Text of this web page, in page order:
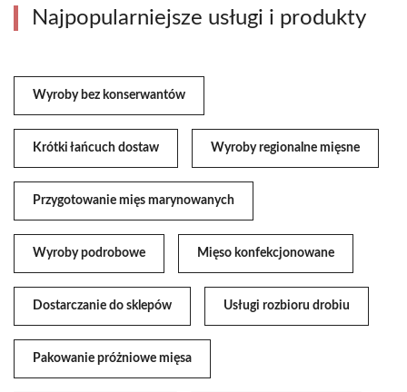
Najpopularniejsze usługi i produkty
Wyroby bez konserwantów
Krótki łańcuch dostaw Wyroby regionalne mięsne
Przygotowanie mięs marynowanych
Wyroby podrobowe Mięso konfekcjonowane
Dostarczanie do sklepów Usługi rozbioru drobiu
Pakowanie próżniowe mięsa